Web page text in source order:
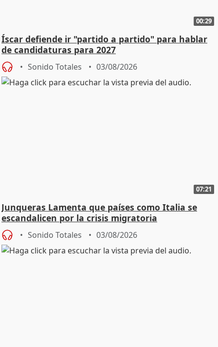
00:29
Íscar defiende ir "partido a partido" para hablar
de candidaturas para 2027
Sonido Totales 03/08/2026
07:21
Junqueras Lamenta que países como Italia se
escandalicen por la crisis migratoria
Sonido Totales 03/08/2026